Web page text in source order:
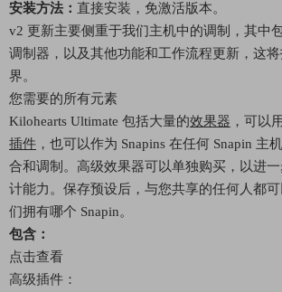
安装方法： 直接安装，免激活版本。
v2 更新主要侧重于我们主机中的调制，其中
调制器，以及其他功能和工作流程更新，这
界。
您需要的所有元素
Kilohearts Ultimate 包括大量的效果器 ，可以
插件 ，也可以作为 Snapins 在任何 Snapin 主
合和调制。高级效果器可以单独购买，以进
计能力。保存预设后，与您共享的任何人都
们拥有哪个 Snapin。
包含：
点击查看
高级插件：